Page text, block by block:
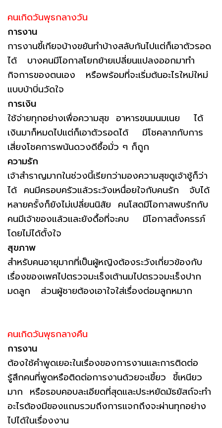
คนเกิดวันพุธกลางวัน
การงาน
การงานขี้เกียจบ้างขยันทำบ้างสลับกันไปแต่ก็เอาตัวรอด
ได้ บางคนมีโอกาสโยกย้ายเปลี่ยนแปลงออกมาทำ
กิจการของตนเอง หรือพร้อมที่จะเริ่มต้นอะไรใหม่ใหม่
แบบบ้าบิ่นวัดใจ
การเงิน
ใช้จ่ายทุกอย่างเพื่อความสุข อาหารขนมนมเนย ได้
เงินมาก็หมดไปแต่ก็เอาตัวรอดได้ มีโชคลาภกับการ
เสี่ยงโชคการพนันดวงดีซื้อมั่ว ๆ ก็ถูก
ความรัก
เจ้าสำราญมากในช่วงนี้เรียกว่ามองความสุขดูเจ้าชู้ก็ว่า
ได้ คนมีครอบครัวแล้วระวังเหนื่อยใจกับคนรัก จับได้
หลายครั้งก็ยังไม่เปลี่ยนนิสัย คนโสดมีโอกาสพบรักกับ
คนมีเจ้าของแล้วและยังดื้อที่จะคบ มีโอกาสตั้งครรภ์
โดยไม่ได้ตั้งใจ
สุขภาพ
สำหรับคนอายุมากที่เป็นผู้หญิงต้องระวังเกี่ยวข้องกับ
เรื่องของเพศไปตรวจมะเร็งเต้านมไปตรวจมะเร็งปาก
มดลูก ส่วนผู้ชายต้องเอาใจใส่เรื่องต่อมลูกหมาก
คนเกิดวันพุธกลางคืน
การงาน
ต้องใช้คำพูดเยอะในเรื่องของการงานและการติดต่อ
รู้สึกคนที่พูดหรือติดต่อการงานด้วยจะเขี้ยว ขี้เหนียว
มาก หรือรอบคอบละเอียดที่สุดและประหยัดมัธยัสถ์จะทำ
อะไรต้องมีของแถมรวมถึงการแจกถึงจะผ่านทุกอย่าง
ไปได้ในเรื่องงาน